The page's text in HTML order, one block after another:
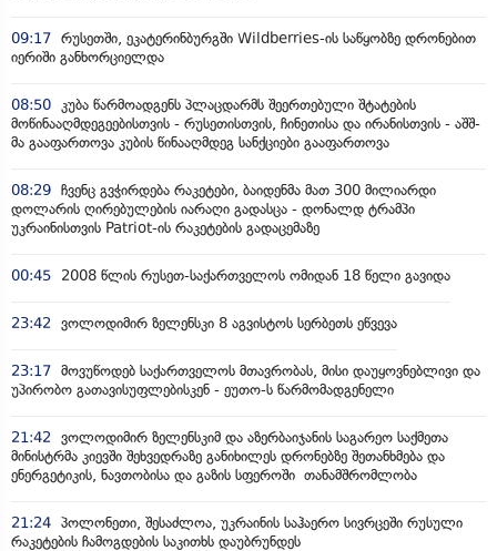
09:17 რუსეთში, ეკატერინბურგში Wildberries-ის საწყობზე დრონებით
იერიში განხორციელდა
08:50
კუბა წარმოადგენს პლაცდარმს შეერთებული შტატების
მოწინააღმდეგეებისთვის - რუსეთისთვის, ჩინეთისა და ირანისთვის - აშშ-
მა გააფართოვა კუბის წინააღმდეგ სანქციები გააფართოვა
08:29 ჩვენც გვჭირდება რაკეტები, ბაიდენმა მათ 300 მილიარდი
დოლარის ღირებულების იარაღი გადასცა - დონალდ ტრამპი
უკრაინისთვის Patriot-ის რაკეტების გადაცემაზე
00:45 2008 წლის რუსეთ-საქართველოს ომიდან 18 წელი გავიდა
23:42 ვოლოდიმირ ზელენსკი 8 აგვისტოს სერბეთს ეწვევა
23:17 მოვუწოდებ საქართველოს მთავრობას, მისი დაუყოვნებლივი და
უპირობო გათავისუფლებისკენ - ეუთო-ს წარმომადგენელი
21:42
ვოლოდიმირ ზელენსკიმ და აზერბაიჯანის საგარეო საქმეთა
მინისტრმა კიევში შეხვედრაზე განიხილეს დრონებზე შეთანხმება და
ენერგეტიკის, ნავთობისა და გაზის სფეროში თანამშრომლობა
21:24 პოლონეთი, შესაძლოა, უკრაინის საჰაერო სივრცეში რუსული
რაკეტების ჩამოგდების საკითხს დაუბრუნდეს